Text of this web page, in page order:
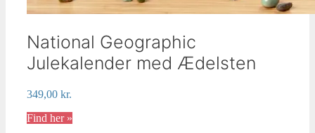
National Geographic
Julekalender med Ædelsten
349,00 kr.
Find her »